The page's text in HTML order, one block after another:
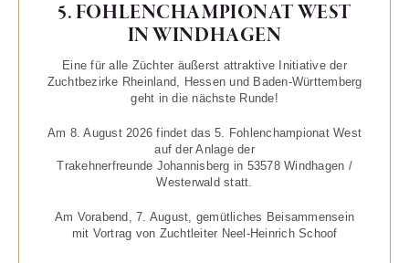
5. FOHLENCHAMPIONAT WEST
IN WINDHAGEN
Eine für alle Züchter äußerst attraktive Initiative der
Zuchtbezirke Rheinland, Hessen und Baden-Württemberg
geht in die nächste Runde!
Am 8. August 2026 findet das 5. Fohlenchampionat West
auf der Anlage der
Trakehnerfreunde Johannisberg in 53578 Windhagen /
Westerwald statt.
Am Vorabend, 7. August, gemütliches Beisammensein
mit Vortrag von Zuchtleiter Neel-Heinrich Schoof